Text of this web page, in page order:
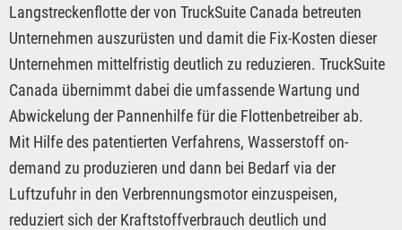
Langstreckenflotte der von TruckSuite Canada betreuten
Unternehmen auszurüsten und damit die Fix-Kosten dieser
Unternehmen mittelfristig deutlich zu reduzieren. TruckSuite
Canada übernimmt dabei die umfassende Wartung und
Abwickelung der Pannenhilfe für die Flottenbetreiber ab.
Mit Hilfe des patentierten Verfahrens, Wasserstoff on-
demand zu produzieren und dann bei Bedarf via der
Luftzufuhr in den Verbrennungsmotor einzuspeisen,
reduziert sich der Kraftstoffverbrauch deutlich und